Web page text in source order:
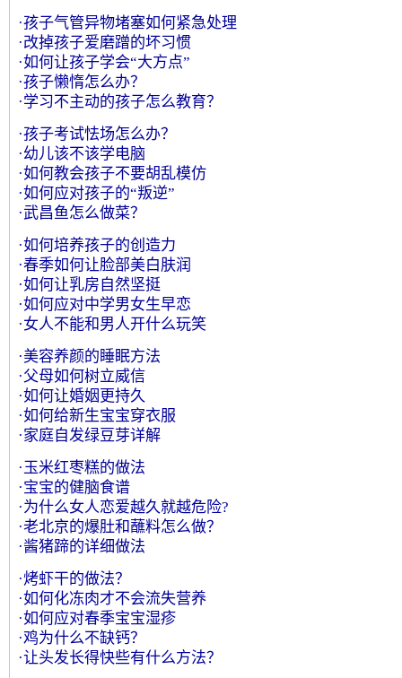
·孩子气管异物堵塞如何紧急处理
·改掉孩子爱磨蹭的坏习惯
·如何让孩子学会“大方点”
·孩子懒惰怎么办？
·学习不主动的孩子怎么教育？
·孩子考试怯场怎么办？
·幼儿该不该学电脑
·如何教会孩子不要胡乱模仿
·如何应对孩子的“叛逆”
·武昌鱼怎么做菜？
·如何培养孩子的创造力
·春季如何让脸部美白肤润
·如何让乳房自然坚挺
·如何应对中学男女生早恋
·女人不能和男人开什么玩笑
·美容养颜的睡眠方法
·父母如何树立威信
·如何让婚姻更持久
·如何给新生宝宝穿衣服
·家庭自发绿豆芽详解
·玉米红枣糕的做法
·宝宝的健脑食谱
·为什么女人恋爱越久就越危险?
·老北京的爆肚和蘸料怎么做？
·酱猪蹄的详细做法
·烤虾干的做法？
·如何化冻肉才不会流失营养
·如何应对春季宝宝湿疹
·鸡为什么不缺钙？
·让头发长得快些有什么方法？